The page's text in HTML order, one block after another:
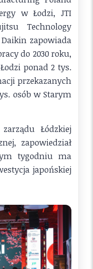
w Łodzi, JTI
Technology
zapowiada
do 2030 roku,
ponad 2 tys.
przekazanych
osób w Starym
Łódzkiej
zapowiedział
tygodniu ma
japońskiej